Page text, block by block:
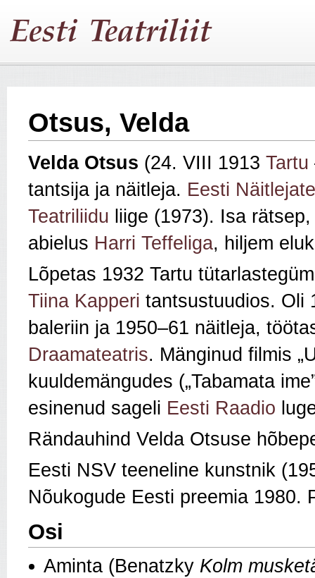
Otsus, Velda
Velda Otsus (24. VIII 1913 Tartu
tantsija ja näitleja. Eesti
Teatriliidu liige (1973). Isa
abielus Harri Teffeliga, hiljem
Lõpetas 1932 Tartu
Tiina Kapperi tantsustuudios. Oli
baleriin ja 1950–61 näitleja,
Draamateatris. Mänginud filmis
kuuldemängudes („Tabamata
esinenud sageli Eesti Raadio
Rändauhind Velda Otsuse
Eesti NSV teeneline kunstnik
Nõukogude Eesti preemia 1980.
Osi
Aminta (Benatzky Kolm